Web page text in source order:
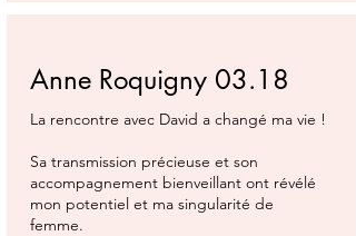
Anne Roquigny 03.18
La rencontre avec David a changé ma vie !
Sa transmission précieuse et son
accompagnement bienveillant ont révélé
mon potentiel et ma singularité de
femme.